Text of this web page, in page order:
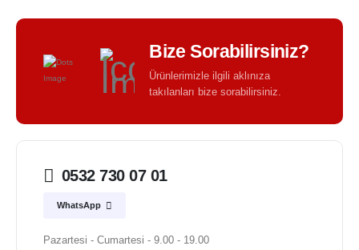
Bize Sorabilirsiniz?
Ürünlerimizle ilgili aklınıza
takılanları bize sorabilirsiniz.
0532 730 07 01
WhatsApp
Pazartesi - Cumartesi - 9.00 - 19.00